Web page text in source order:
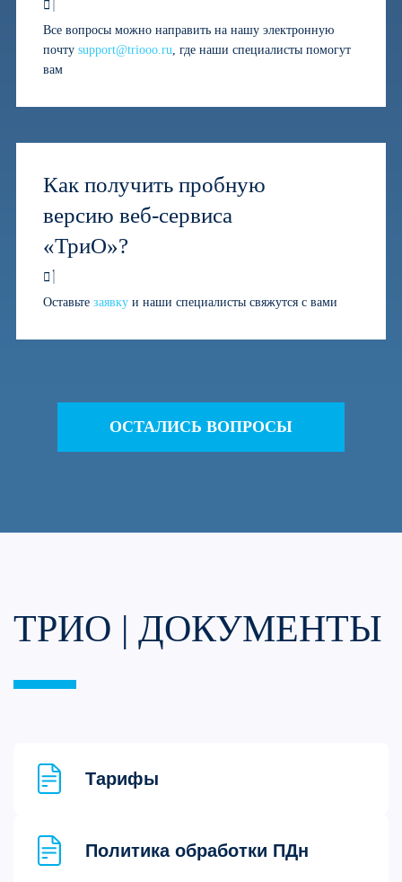
Все вопросы можно направить на нашу электронную
почтуsupport@triooo.ru , где наши специалисты помогут
вам
Как получить пробную
версию веб-сервиса
«ТриО»?
Оставьтезаявку и наши специалисты свяжутся с вами
ОСТАЛИСЬ ВОПРОСЫ
ТРИО | ДОКУМЕНТЫ
Тарифы
Политика обработки ПДн